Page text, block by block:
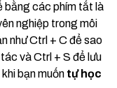
bằng các phím tắt là
nghiệp trong môi
như Ctrl + C để sao
và Ctrl + S để lưu
bạn muốn tự học